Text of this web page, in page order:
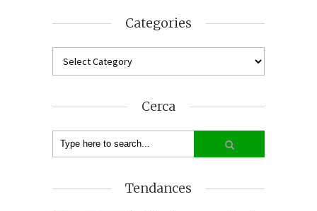
Categories
Cerca
Tendances